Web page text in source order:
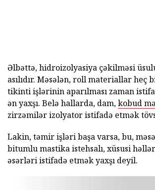
Əlbəttə, hidroizolyasiya çəkilməsi
asılıdır. Məsələn, roll materiallar heç
tikinti işlərinin aparılması zaman
ən yaxşı. Belə hallarda, dam,kobud
zirzəmilər izolyator istifadə etmək
Lakin, təmir işləri başa varsa, bu,
bitumlu mastika istehsalı, xüsusi
əsərləri istifadə etmək yaxşı deyil.